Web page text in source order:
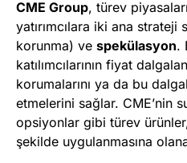
CME Group, türev
yatırımcılara iki ana strateji
korunma) ve spekülasyon.
katılımcılarının fiyat
korumalarını ya da bu
etmelerini sağlar. CME’nin
opsiyonlar gibi türev
şekilde uygulanmasına